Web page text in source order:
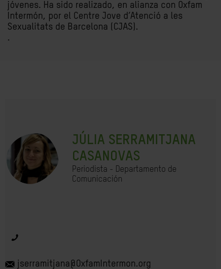
jóvenes. Ha sido realizado, en alianza con Oxfam
Intermón, por el Centre Jove d’Atenció a les
Sexualitats de Barcelona (CJAS).
.
JÚLIA SERRAMITJANA
CASANOVAS
Periodista - Departamento de
Comunicación
jserramitjana@OxfamIntermon.org